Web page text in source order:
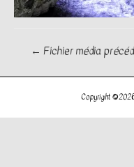
Navigation
de
← Fichier média
Copyright ©